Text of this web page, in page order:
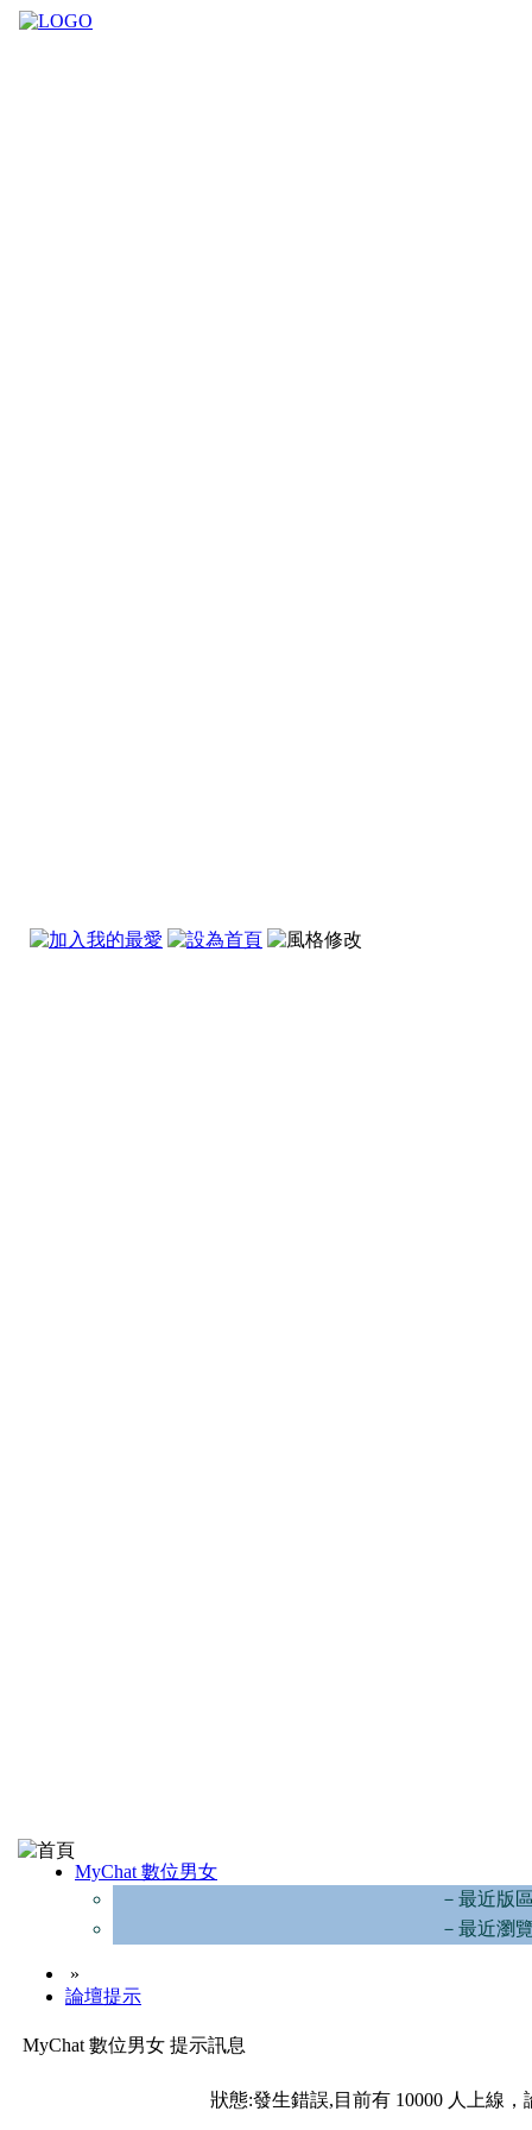
MyChat 數位男女
－最近版
－最近瀏
»
論壇提示
MyChat 數位男女 提示訊息
狀態:發生錯誤,目前有 10000 人上線